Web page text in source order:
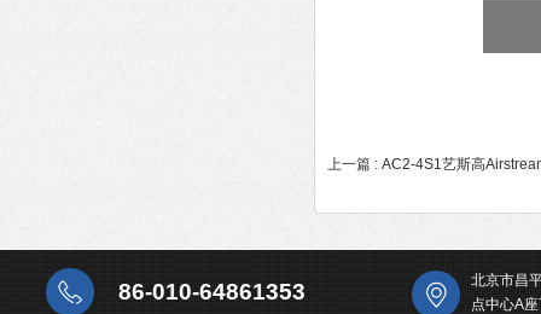
上一篇 : AC2-4S1艺斯高
86-010-64861353
北京市昌
点中心A